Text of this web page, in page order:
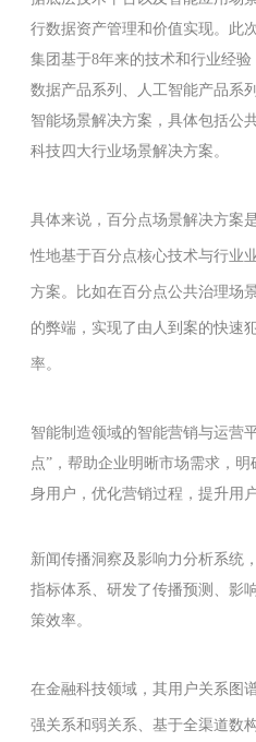
行数据资产管理和价值实现。此
集团基于8年来的技术和行业经
数据产品系列、人工智能产品系
智能场景解决方案，具体包括公
科技四大行业场景解决方案。
具体来说，百分点场景解决方案
性地基于百分点核心技术与行业
方案。比如在百分点公共治理场
的弊端，实现了由人到案的快速
率。
智能制造领域的智能营销与运营
点”，帮助企业明晰市场需求，
身用户，优化营销过程，提升用户
新闻传播洞察及影响力分析系统
指标体系、研发了传播预测、影
策效率。
在金融科技领域，其用户关系图
强关系和弱关系、基于全渠道数